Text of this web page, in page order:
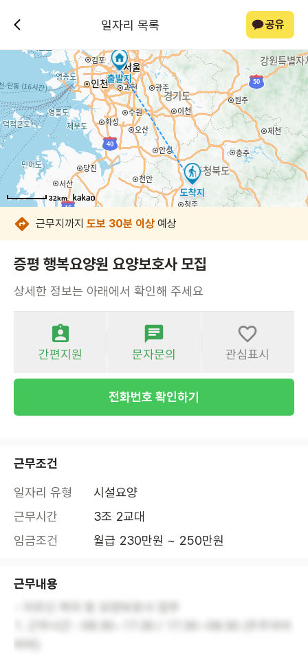
일자리 목록 공유
32km
32km
32km
32km
32km
32km
32km
32km
근무지까지 도보 30분 이상 예상
증평 행복요양원 요양보호사 모집
상세한 정보는 아래에서 확인해 주세요
간편지원 문자문의 관심표시
전화번호 확인하기
근무조건
일자리 유형
시설요양
근무시간
3조 2교대
임금조건
월급 230만원 ~ 250만원
근무내용